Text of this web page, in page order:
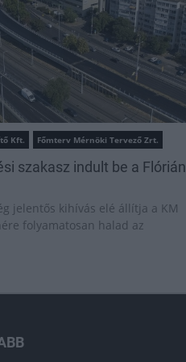
Kft. Főmterv Mérnöki Tervező Zrt.
szakasz indult be a Flórián
jelentős kihívás elé állítja a KM
folyamatosan halad az